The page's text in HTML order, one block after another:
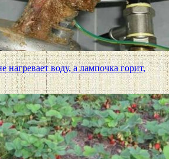
нагревает воду, а лампочка горит,